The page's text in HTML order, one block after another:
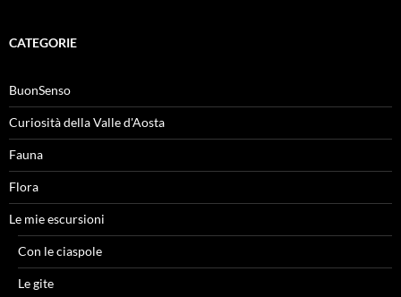
CATEGORIE
BuonSenso
Curiosità della Valle d'Aosta
Fauna
Flora
Le mie escursioni
Con le ciaspole
Le gite